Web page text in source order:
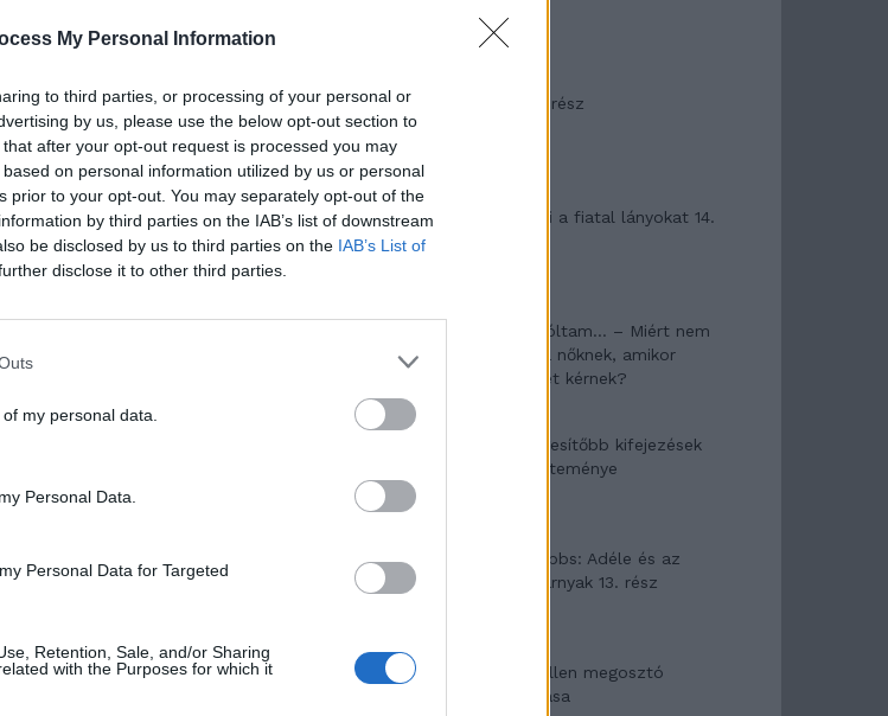
My Personal Information
to third parties, or processing of your personal or
by us, please use the below opt-out section to
after your opt-out request is processed you may
on personal information utilized by us or personal
prior to your opt-out. You may separately opt-out of the
by third parties on the IAB’s list of downstream
be disclosed by us to third parties on the IAB’s List of
disclose it to other third parties.
my personal data.
Personal Data.
Personal Data for Targeted
Retention, Sale, and/or Sharing
with the Purposes for which it
Minka 11. rész
T. szereti a fiatal lányokat 14.
Pedig szóltam… – Miért nem
hiszünk a nőknek, amikor
segítséget kérnek?
A legidegesítőbb kifejezések
laza gyűjteménye
Elyna Robbs: Adéle és az
örökölt árnyak 13. rész
Woody Allen megosztó
zsenialitása